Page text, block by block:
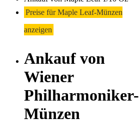
Preise für Maple Leaf-Münzen
anzeigen
Ankauf von
Wiener
Philharmoniker-
Münzen